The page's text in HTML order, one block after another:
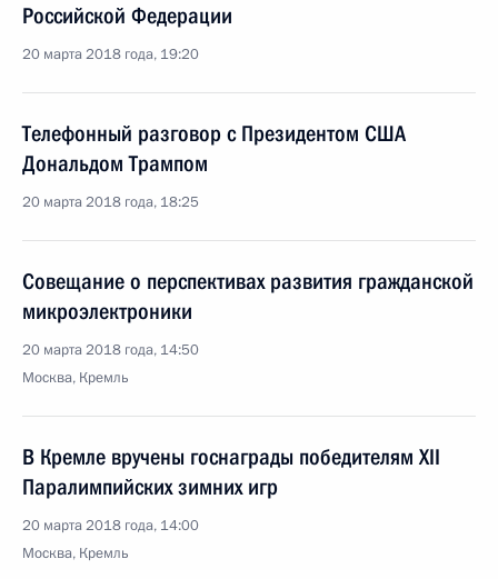
Российской Федерации
20 марта 2018 года, 19:20
Телефонный разговор с Президентом США
Дональдом Трампом
20 марта 2018 года, 18:25
Совещание о перспективах развития гражданской
микроэлектроники
20 марта 2018 года, 14:50
Москва, Кремль
В Кремле вручены госнаграды победителям XII
Паралимпийских зимних игр
20 марта 2018 года, 14:00
Москва, Кремль